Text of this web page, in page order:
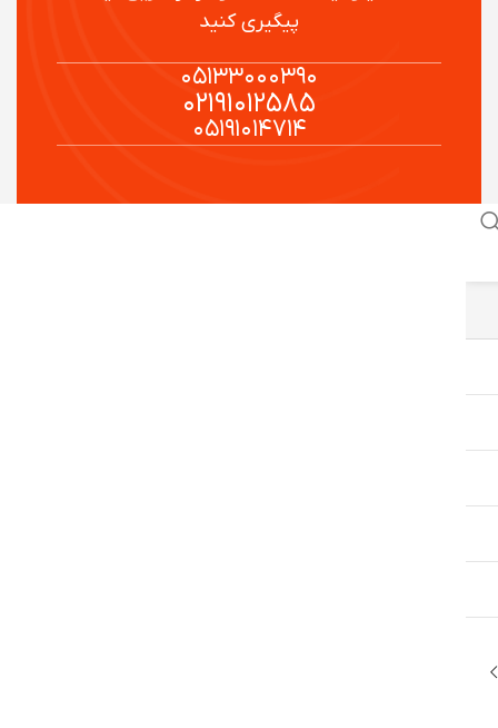
پیگیری کنید
۰۵۱۳۳۰۰۰۳۹۰
۰۲۱۹۱۰۱۲۵۸۵
۰۵۱۹۱۰۱۴۷۱۴